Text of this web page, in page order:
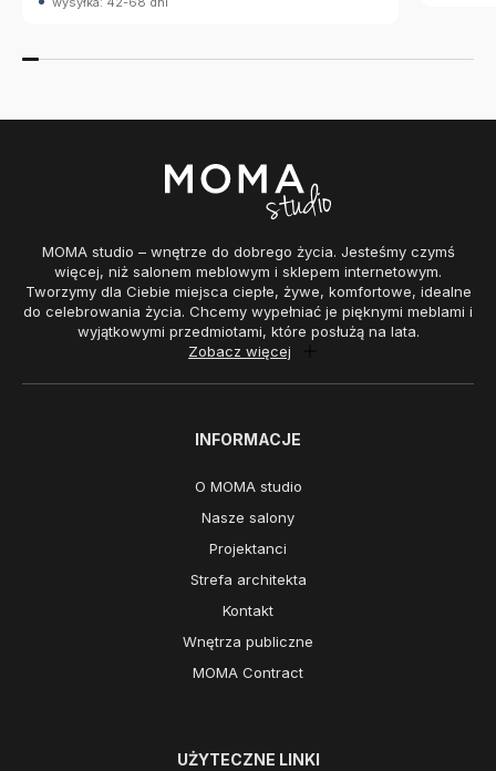
MOMA studio – wnętrze do dobrego życia. Jesteśmy czymś
więcej, niż salonem meblowym i sklepem internetowym.
Tworzymy dla Ciebie miejsca ciepłe, żywe, komfortowe, idealne
do celebrowania życia. Chcemy wypełniać je pięknymi meblami i
wyjątkowymi przedmiotami, które posłużą na lata.
Zobacz więcej
INFORMACJE
O MOMA studio
Nasze salony
Projektanci
Strefa architekta
Kontakt
Wnętrza publiczne
MOMA Contract
UŻYTECZNE LINKI